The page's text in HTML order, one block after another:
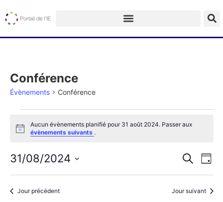
Conférence
Évènements Conférence
Notice
Aucun évènements planifié pour 31 août 2024. Passer aux
évènements suivants .
de
Recherche
de
Jour
31/08/2024
une
date.Jour précédent Jour suivant